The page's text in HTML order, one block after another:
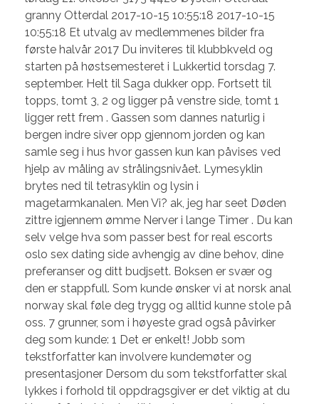
granny Otterdal 2017-10-15 10:55:18 2017-10-15
10:55:18 Et utvalg av medlemmenes bilder fra
første halvår 2017 Du inviteres til klubbkveld og
starten på høstsemesteret i Lukkertid torsdag 7.
september. Helt til Saga dukker opp. Fortsett til
topps, tomt 3, 2 og ligger på venstre side, tomt 1
ligger rett frem . Gassen som dannes naturlig i
bergen indre siver opp gjennom jorden og kan
samle seg i hus hvor gassen kun kan påvises ved
hjelp av måling av strålingsnivået. Lymesyklin
brytes ned til tetrasyklin og lysin i
magetarmkanalen. Men Vi? ak, jeg har seet Døden
zittre igjennem ømme Nerver i lange Timer . Du kan
selv velge hva som passer best for real escorts
oslo sex dating side avhengig av dine behov, dine
preferanser og ditt budjsett. Boksen er svær og
den er stappfull. Som kunde ønsker vi at norsk anal
norway skal føle deg trygg og alltid kunne stole på
oss. 7 grunner, som i høyeste grad også påvirker
deg som kunde: 1 Det er enkelt! Jobb som
tekstforfatter kan involvere kundemøter og
presentasjoner Dersom du som tekstforfatter skal
lykkes i forhold til oppdragsgiver er det viktig at du